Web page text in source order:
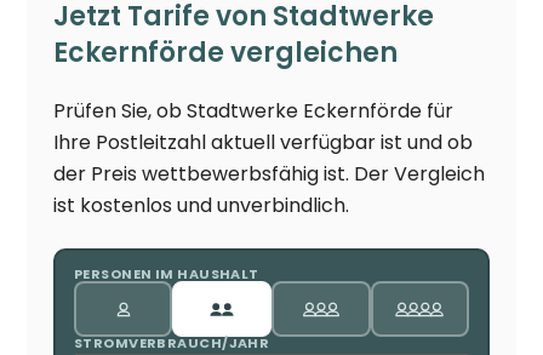
Jetzt Tarife von Stadtwerke
Eckernförde vergleichen
Prüfen Sie, ob Stadtwerke Eckernförde für
Ihre Postleitzahl aktuell verfügbar ist und ob
der Preis wettbewerbsfähig ist. Der Vergleich
ist kostenlos und unverbindlich.
PERSONEN IM HAUSHALT
STROMVERBRAUCH/JAHR